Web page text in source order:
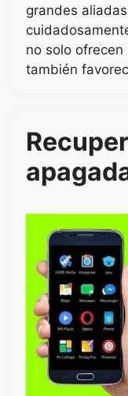
grandes
no solo
también